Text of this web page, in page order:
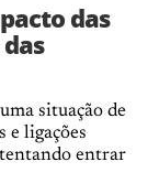
das
situação de
e ligações
tentando entrar